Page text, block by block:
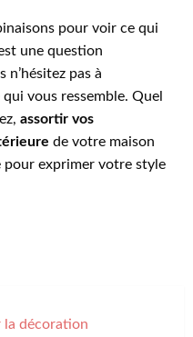
pour voir ce qui
une question
n’hésitez pas à
vous ressemble. Quel
assortir vos
de votre maison
exprimer votre style
la décoration